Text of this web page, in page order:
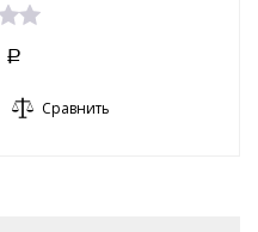
Р
Сравнить